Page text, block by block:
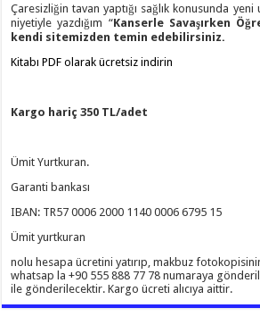
Çaresizliğin tavan yaptığı sağlık konusunda
niyetiyle yazdığım “Kanserle Savaşırken
kendi sitemizden temin edebilirsiniz.
Kitabı PDF olarak ücretsiz indirin
Kargo hariç 350 TL/adet
Ümit Yurtkuran.
Garanti bankası
IBAN: TR57 0006 2000 1140 0006 6795 15
Ümit yurtkuran
nolu hesapa ücretini yatırıp, makbuz
whatsap la +90 555 888 77 78 numaraya
ile gönderilecektir. Kargo ücreti alıcıya aittir.